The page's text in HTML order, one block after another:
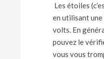
Les étoiles
en utilisant une
volts. En
pouvez le
vous vous